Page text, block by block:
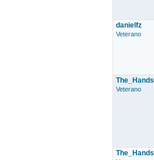
danielfz
Veterano
The_Hands
Veterano
The_Hands